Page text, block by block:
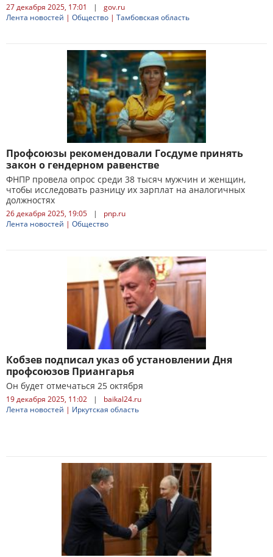
27 декабря 2025, 17:01 |
gov.ru
Лента новостей | Общество | Тамбовская область
Профсоюзы рекомендовали Госдуме принять
закон о гендерном равенстве
ФНПР провела опрос среди 38 тысяч мужчин и женщин,
чтобы исследовать разницу их зарплат на аналогичных
должностях
26 декабря 2025, 19:05 |
pnp.ru
Лента новостей | Общество
Кобзев подписал указ об установлении Дня
профсоюзов Приангарья
Он будет отмечаться 25 октября
19 декабря 2025, 11:02 |
baikal24.ru
Лента новостей | Иркутская область